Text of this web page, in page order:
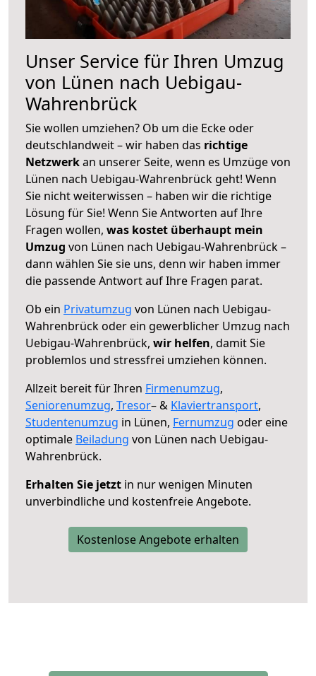
Unser Service für Ihren Umzug
von Lünen nach Uebigau-
Wahrenbrück
Sie wollen umziehen? Ob um die Ecke oder
deutschlandweit – wir haben das richtige
Netzwerkan unserer Seite, wenn es Umzüge von
Lünen nach Uebigau-Wahrenbrück geht! Wenn
Sie nicht weiterwissen – haben wir die richtige
Lösung für Sie! Wenn Sie Antworten auf Ihre
Fragen wollen, was kostet überhaupt mein
Umzug von Lünen nach Uebigau-Wahrenbrück –
dann wählen Sie sie uns, denn wir haben immer
die passende Antwort auf Ihre Fragen parat.
Ob ein Privatumzug von Lünen nach Uebigau-
Wahrenbrück oder ein gewerblicher Umzug nach
Uebigau-Wahrenbrück, wir helfen, damit Sie
problemlos und stressfrei umziehen können.
Allzeit bereit für Ihren Firmenumzug,
Seniorenumzug, Tresor– & Klaviertransport,
Studentenumzug in Lünen, Fernumzug oder eine
optimale Beiladung von Lünen nach Uebigau-
Wahrenbrück.
Erhalten Sie jetzt in nur wenigen Minuten
unverbindliche und kostenfreie Angebote.
Kostenlose Angebote erhalten